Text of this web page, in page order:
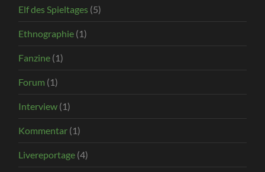
Elf des Spieltages (5)
Ethnographie (1)
Fanzine (1)
Forum (1)
Interview (1)
Kommentar (1)
Livereportage (4)